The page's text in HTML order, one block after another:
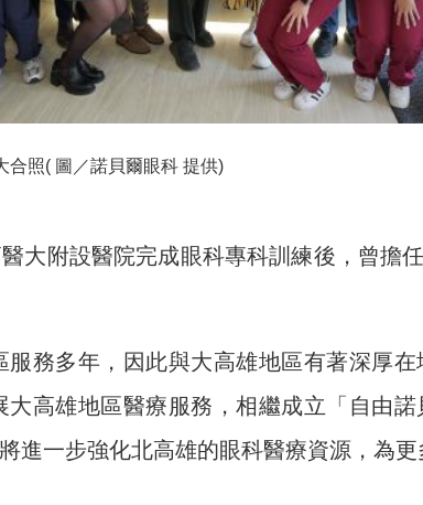
照( 圖／諾貝爾眼科 提供)
大附設醫院完成眼科專科訓練後，曾擔
務多年，因此與大高雄地區有著深厚
高雄地區醫療服務，相繼成立「自由
進一步強化北高雄的眼科醫療資源，為更